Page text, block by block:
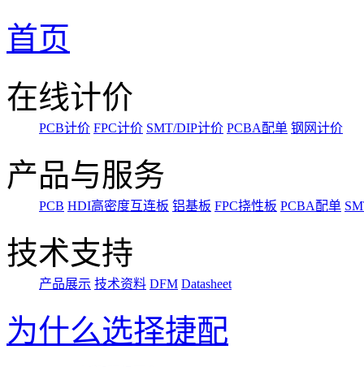
首页
在线计价
PCB计价 FPC计价 SMT/DIP计价 PCBA配单 钢网计价
产品与服务
PCB HDI高密度互连板 铝基板 FPC挠性板 PCBA配单
技术支持
产品展示 技术资料 DFM Datasheet
为什么选择捷配